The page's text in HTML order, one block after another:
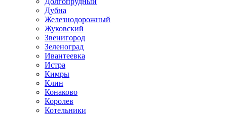
Дубна
Железнодорожный
Жуковский
Звенигород
Зеленоград
Ивантеевка
Истра
Кимры
Клин
Конаково
Королев
Котельники